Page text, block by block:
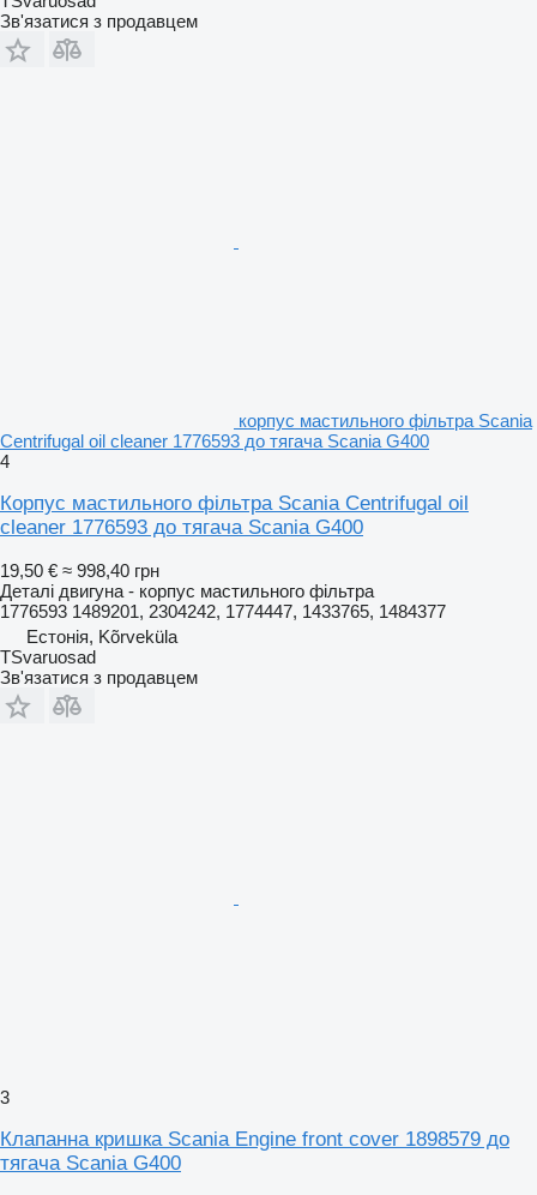
Зв'язатися з продавцем
корпус мастильного фільтра Scania
Centrifugal oil cleaner 1776593 до тягача Scania G400
4
Корпус мастильного фільтра Scania Centrifugal oil
cleaner 1776593 до тягача Scania G400
19,50 € ≈ 998,40 грн
Деталі двигуна - корпус мастильного фільтра
1776593 1489201, 2304242, 1774447, 1433765, 1484377
Естонія, Kõrveküla
TSvaruosad
Зв'язатися з продавцем
3
Клапанна кришка Scania Engine front cover 1898579 до
тягача Scania G400